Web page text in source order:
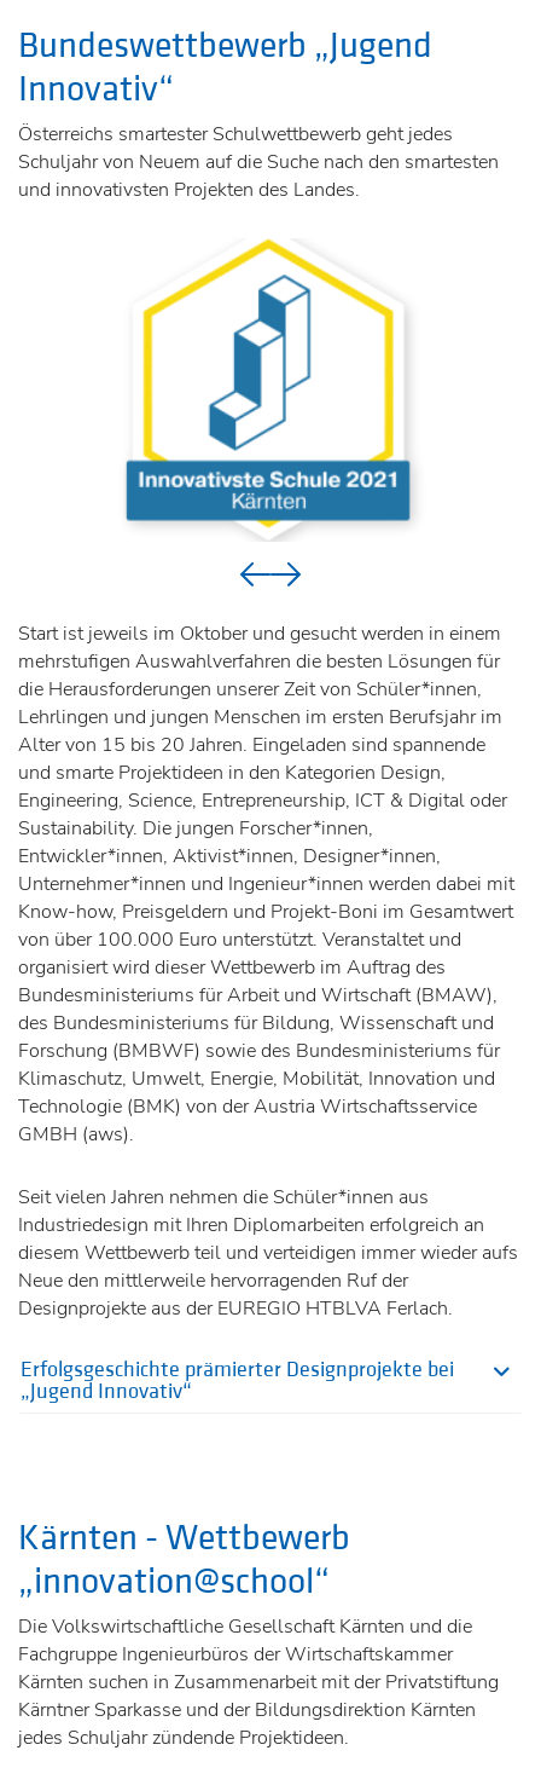
Bundeswettbewerb „Jugend
Innovativ“
Österreichs smartester Schulwettbewerb geht jedes
Schuljahr von Neuem auf die Suche nach den smartesten
und innovativsten Projekten des Landes.
Start ist jeweils im Oktober und gesucht werden in einem
mehrstufigen Auswahlverfahren die besten Lösungen für
die Herausforderungen unserer Zeit von Schüler*innen,
Lehrlingen und jungen Menschen im ersten Berufsjahr im
Alter von 15 bis 20 Jahren. Eingeladen sind spannende
und smarte Projektideen in den Kategorien Design,
Engineering, Science, Entrepreneurship, ICT & Digital oder
Sustainability. Die jungen Forscher*innen,
Entwickler*innen, Aktivist*innen, Designer*innen,
Unternehmer*innen und Ingenieur*innen werden dabei mit
Know-how, Preisgeldern und Projekt-Boni im Gesamtwert
von über 100.000 Euro unterstützt. Veranstaltet und
organisiert wird dieser Wettbewerb im Auftrag des
Bundesministeriums für Arbeit und Wirtschaft (BMAW),
des Bundesministeriums für Bildung, Wissenschaft und
Forschung (BMBWF) sowie des Bundesministeriums für
Klimaschutz, Umwelt, Energie, Mobilität, Innovation und
Technologie (BMK) von der Austria Wirtschaftsservice
GMBH (aws).
Seit vielen Jahren nehmen die Schüler*innen aus
Industriedesign mit Ihren Diplomarbeiten erfolgreich an
diesem Wettbewerb teil und verteidigen immer wieder aufs
Neue den mittlerweile hervorragenden Ruf der
Designprojekte aus der EUREGIO HTBLVA Ferlach.
Erfolgsgeschichte prämierter Designprojekte bei
„Jugend Innovativ“
Kärnten - Wettbewerb
„innovation@school“
Die Volkswirtschaftliche Gesellschaft Kärnten und die
Fachgruppe Ingenieurbüros der Wirtschaftskammer
Kärnten suchen in Zusammenarbeit mit der Privatstiftung
Kärntner Sparkasse und der Bildungsdirektion Kärnten
jedes Schuljahr zündende Projektideen.